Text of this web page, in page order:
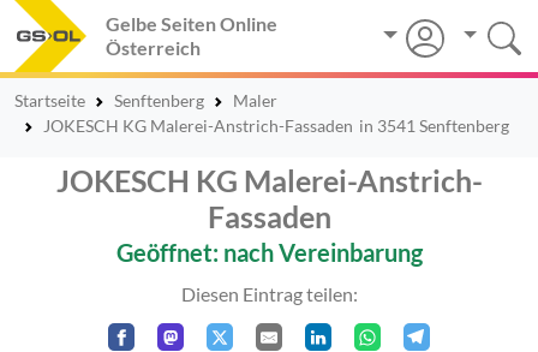
Gelbe Seiten Online
Österreich
Startseite Senftenberg
Maler
JOKESCH KG Malerei-Anstrich-Fassaden in 3541 Senftenberg
JOKESCH KG Malerei-Anstrich-
Fassaden
Geöffnet: nach Vereinbarung
Diesen Eintrag teilen: